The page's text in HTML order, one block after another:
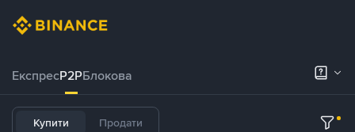
ЕкспресP2PБлокова
Купити Продати